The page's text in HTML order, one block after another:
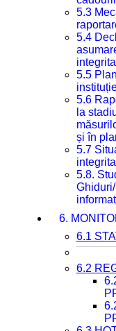
5.3
5.4
5.5
5.6
la
și în
5.7
5.8.
6.
6.1
6.2